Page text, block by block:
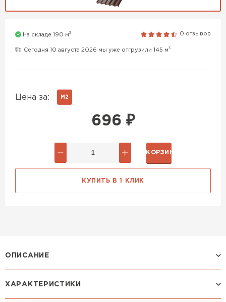
На складе 190 м3 0 отзывов
Сегодня 10 августа 2026 мы уже отгрузили 145 м3
Цена за: М2
696 ₽
В КОРЗИНУ
КУПИТЬ В 1 КЛИК
ОПИСАНИЕ
Профиль МОНТЕКРИСТО:
ХАРАКТЕРИСТИКИ